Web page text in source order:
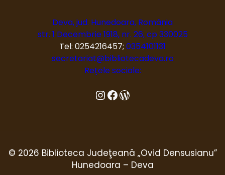
Deva, jud. Hunedoara, România
str. 1 Decembrie 1918, nr. 26, cp 330025
Tel: 0254216457; 0354101131
secretariat@bibliotecadeva.ro
Rețele sociale:
InstagramFacebook Blog
© 2026 Biblioteca Judeţeană „Ovid Densusianu”
Hunedoara – Deva